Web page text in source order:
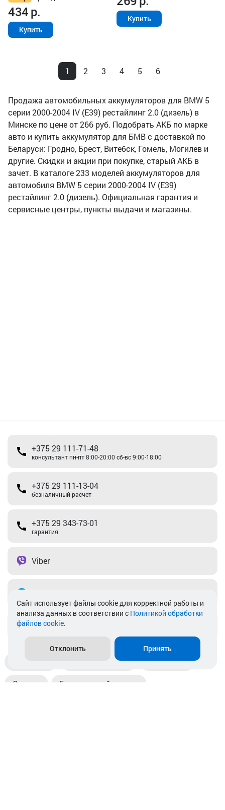
434р.
Купить
Купить
1 2 3 4 5 6
Продажа автомобильных аккумуляторов для BMW 5
серии 2000-2004 IV (E39) рестайлинг 2.0 (дизель) в
Минске по цене от 266 руб. Подобрать АКБ по марке
авто и купить аккумулятор для БМВ с доставкой по
Беларуси: Гродно, Брест, Витебск, Гомель, Могилев и
другие. Скидки и акции при покупке, старый АКБ в
зачет. В каталоге 233 моделей аккумуляторов для
автомобиля BMW 5 серии 2000-2004 IV (E39)
рестайлинг 2.0 (дизель). Официальная гарантия и
сервисные центры, пункты выдачи и магазины.
+375 29 111-71-48
консультант пн-пт 8:00-20:00 сб-вс 9:00-18:00
+375 29 111-13-04
безналичный расчет
+375 29 343-73-01
гарантия
Viber
info@akkamulik.by
Пункты выдачи Магазины
Оплата Безналичный расчет
Cайт использует файлы cookie для корректной работы и
анализа данных в соответствии с Политикой обработки
файлов cookie.
Отклонить Принять